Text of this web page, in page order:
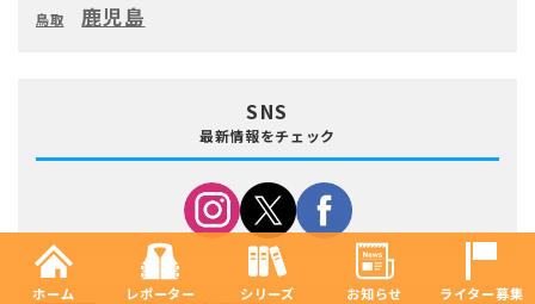
鳥取 鹿児島
SNS
最新情報をチェック
ホーム レポーター シリーズ お知らせ ライター募集